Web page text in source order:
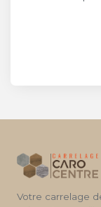
Votre carrelage